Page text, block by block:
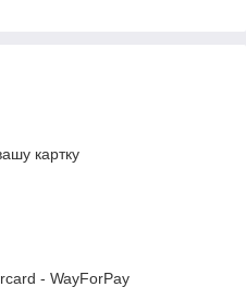
картку
- WayForPay